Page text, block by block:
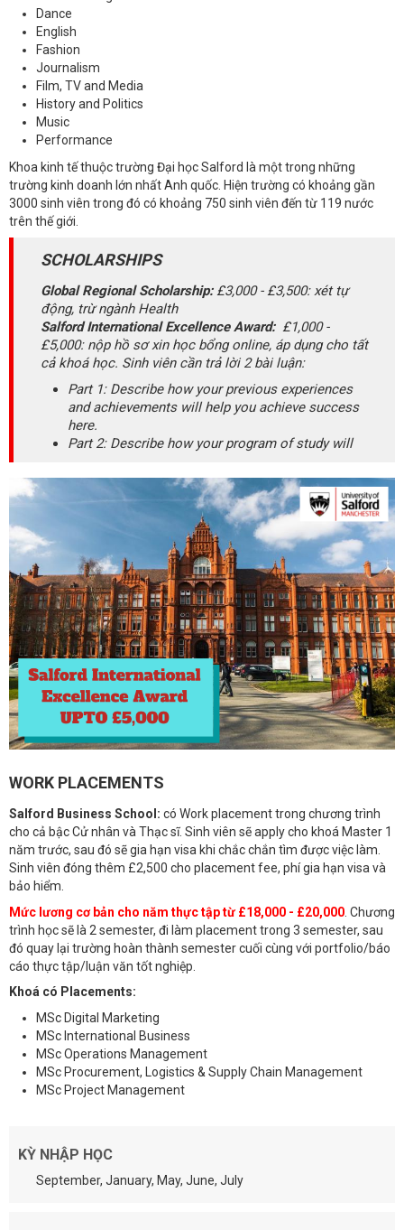
Dance
English
Fashion
Journalism
Film, TV and Media
History and Politics
Music
Performance
Khoa kinh tế thuộc trường Đại học Salford là một trong những
trường kinh doanh lớn nhất Anh quốc. Hiện trường có khoảng gần
3000 sinh viên trong đó có khoảng 750 sinh viên đến từ 119 nước
trên thế giới.
SCHOLARSHIPS
Global Regional Scholarship:£3,000 - £3,500: xét tự
động, trừ ngành Health
Salford International Excellence Award: £1,000 -
£5,000: nộp hồ sơ xin học bổng online, áp dụng cho tất
cả khoá học. Sinh viên cần trả lời 2 bài luận:
Part 1: Describe how your previous experiences
and achievements will help you achieve success
here.
Part 2: Describe how your program of study will
WORK PLACEMENTS
Salford Business School: có Work placement trong chương trình
cho cả bậc Cử nhân và Thạc sĩ. Sinh viên sẽ apply cho khoá Master 1
năm trước, sau đó sẽ gia hạn visa khi chắc chắn tìm được việc làm.
Sinh viên đóng thêm £2,500 cho placement fee, phí gia hạn visa và
bảo hiểm.
Mức lương cơ bản cho năm thực tập từ £18,000 - £20,000 . Chương
trình học sẽ là 2 semester, đi làm placement trong 3 semester, sau
đó quay lại trường hoàn thành semester cuối cùng với portfolio/báo
cáo thực tập/luận văn tốt nghiệp.
Khoá có Placements:
MSc Digital Marketing
MSc International Business
MSc Operations Management
MSc Procurement, Logistics & Supply Chain Management
MSc Project Management
KỲ NHẬP HỌC
September, January, May, June, July